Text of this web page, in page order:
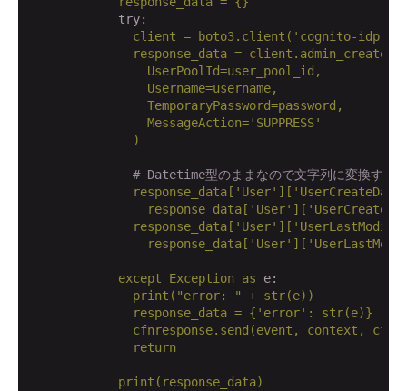
            try:
client =
boto3.client('cognito-idp')
response_data =
UserPoolId=user_pool_id,
Username=username,
TemporaryPassword=password,
MessageAction='SUPPRESS'
)
# Datetime型のままなので文字列に変換する
except Exception as
e:
print("error:
" + str(e))
              response_data = {'error': str(e)}
cfnresponse.send(event, context,
              return
            print(response_data)